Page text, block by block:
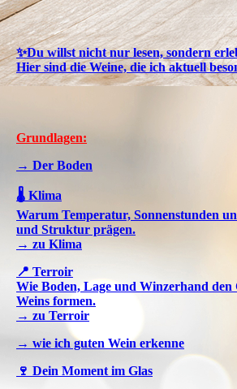
✨Du willst nicht nur lesen, sondern
Hier sind die Weine, die ich aktuell
Grundlagen:
→ Der Boden
🌡️ Klima
Warum Temperatur, Sonnenstunden
und Struktur prägen.
→ zu Klima
📍 Terroir
Wie Boden, Lage und Winzerhand den
Weins formen.
→ zu Terroir
→ wie ich guten Wein erkenne
🍷 Dein Moment im Glas